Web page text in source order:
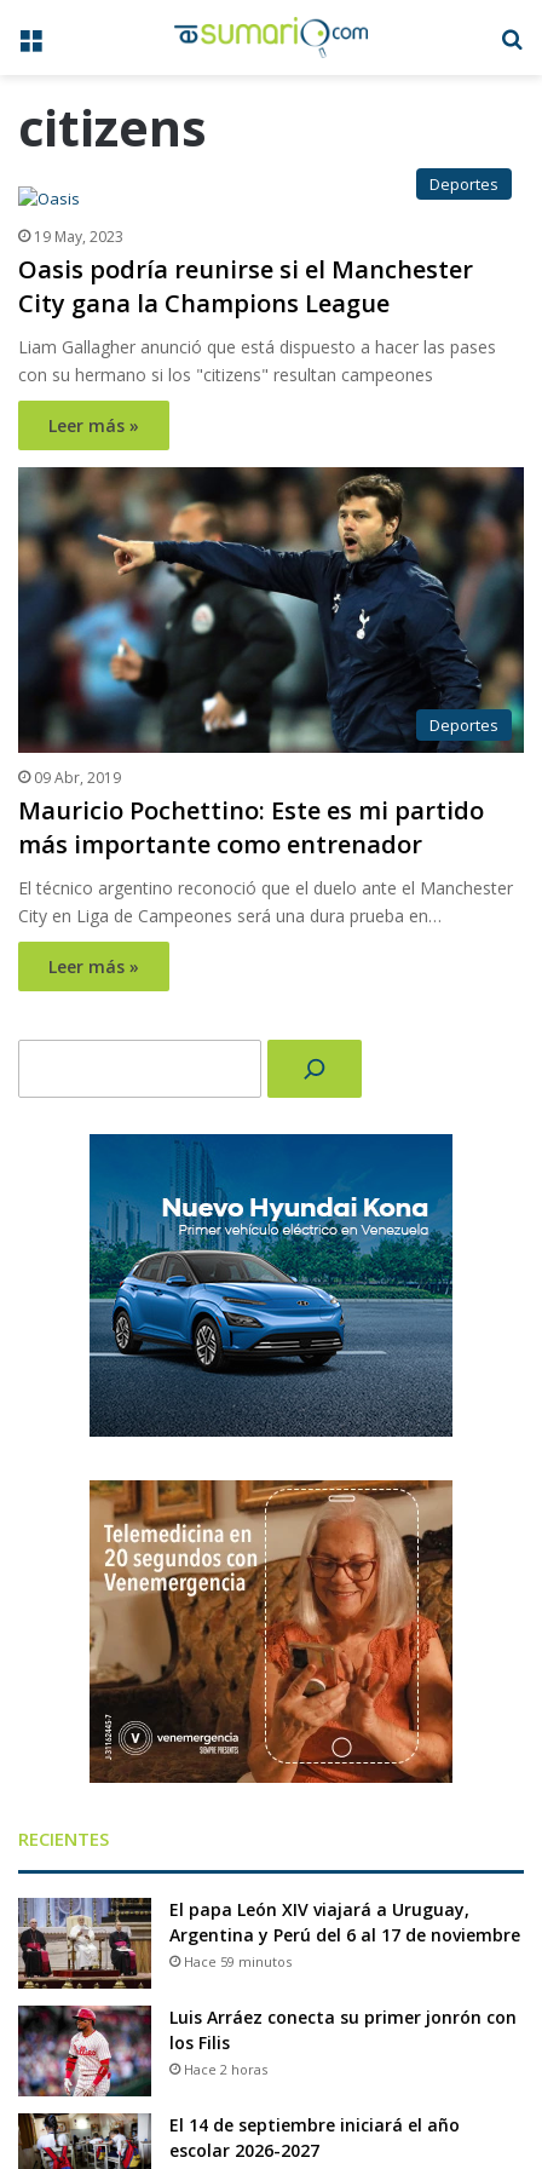
Menú
citizens
Deportes
19 May, 2023
Oasis podría reunirse si el Manchester
City gana la Champions League
Liam Gallagher anunció que está dispuesto a hacer las pases
con su hermano si los "citizens" resultan campeones
Leer más »
Deportes
09 Abr, 2019
Mauricio Pochettino: Este es mi partido
más importante como entrenador
El técnico argentino reconoció que el duelo ante el Manchester
City en Liga de Campeones será una dura prueba en…
Leer más »
RECIENTES
El papa León XIV viajará a Uruguay,
Argentina y Perú del 6 al 17 de noviembre
Hace 59 minutos
Luis Arráez conecta su primer jonrón con
los Filis
Hace 2 horas
El 14 de septiembre iniciará el año
escolar 2026-2027